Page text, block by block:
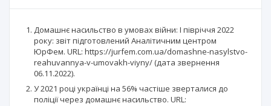
Домашнє насильство в умовах війни: І півріччя 2022
року: звіт підготовлений Аналітичним центром
ЮрФем. URL: https://jurfem.com.ua/domashne-nasylstvo-
reahuvannya-v-umovakh-viyny/ (дата звернення
06.11.2022).
У 2021 році українці на 56% частіше зверталися до
поліції через домашнє насильство. URL: